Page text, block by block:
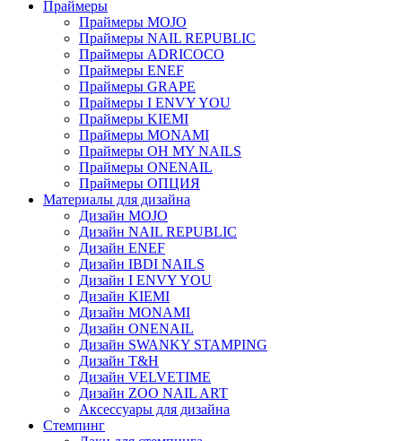
Праймеры
Праймеры MOJO
Праймеры NAIL REPUBLIC
Праймеры ADRICOCO
Праймеры ENEF
Праймеры GRAPE
Праймеры I ENVY YOU
Праймеры KIEMI
Праймеры MONAMI
Праймеры OH MY NAILS
Праймеры ONENAIL
Праймеры ОПЦИЯ
Материалы для дизайна
Дизайн MOJO
Дизайн NAIL REPUBLIC
Дизайн ENEF
Дизайн IBDI NAILS
Дизайн I ENVY YOU
Дизайн KIEMI
Дизайн MONAMI
Дизайн ONENAIL
Дизайн SWANKY STAMPING
Дизайн T&H
Дизайн VELVETIME
Дизайн ZOO NAIL ART
Аксессуары для дизайна
Стемпинг